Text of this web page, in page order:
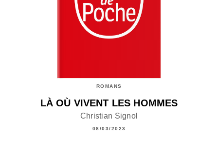
ROMANS
LÀ OÙ VIVENT LES HOMMES
Christian Signol
08/03/2023